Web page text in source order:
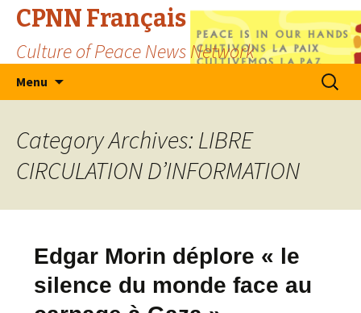
CPNN Français
Culture of Peace News Network
Menu
Search
for:
Category Archives: LIBRE
CIRCULATION D’INFORMATION
Edgar Morin déplore « le
silence du monde face au